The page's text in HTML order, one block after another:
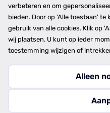
Werkwijze
Overzichten
Plaatsen
Provincies
Copyright © 2026
verbeteren en om
bieden. Door op 'Alle toestaan'
gebruik van alle cookies. Klik op
wij plaatsen. U kunt op ieder
toestemming wijzigen of
Alleen